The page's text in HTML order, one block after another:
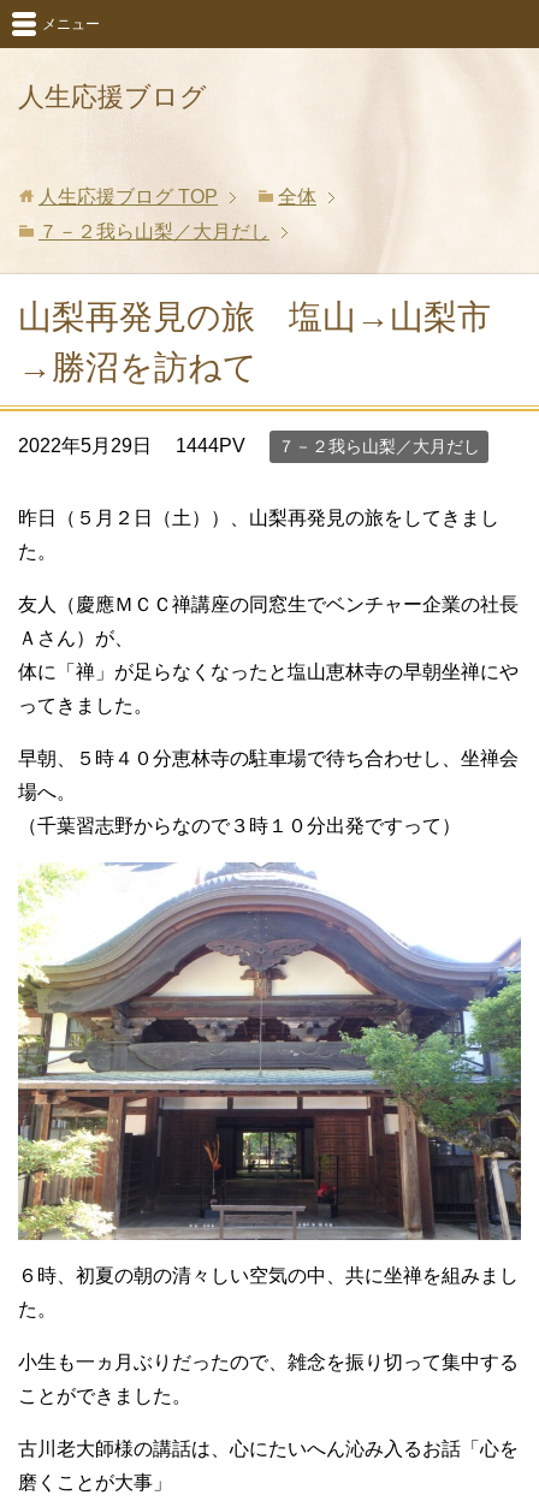
人生応援ブログ
メニュー
人生応援ブログ TOP
全体
７－２我ら山梨／大月だし
山梨再発見の旅 塩山→山梨市
→勝沼を訪ねて
2022年5月29日 1444PV ７－２我ら山梨／大月だし
昨日（５月２日（土））、山梨再発見の旅をしてきまし
た。
友人（慶應ＭＣＣ禅講座の同窓生でベンチャー企業の社長
Ａさん）が、
体に「禅」が足らなくなったと塩山恵林寺の早朝坐禅にや
ってきました。
早朝、５時４０分恵林寺の駐車場で待ち合わせし、坐禅会
場へ。
（千葉習志野からなので３時１０分出発ですって）
６時、初夏の朝の清々しい空気の中、共に坐禅を組みまし
た。
小生も一ヵ月ぶりだったので、雑念を振り切って集中する
ことができました。
古川老大師様の講話は、心にたいへん沁み入るお話「心を
磨くことが大事」